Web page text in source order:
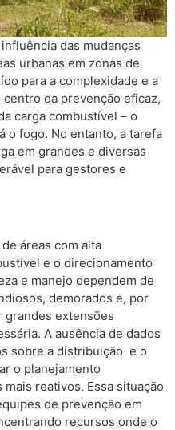
das mudanças
urbanas em zonas de
para a complexidade e a
da prevenção eficaz,
carga combustível – o
o fogo. No entanto, a tarefa
em grandes e diversas
para gestores e
áreas com alta
e o direcionamento
e manejo dependem de
demorados e, por
extensões
A ausência de dados
sobre a distribuição e o
o planejamento
mais reativos. Essa situação
de prevenção em
recursos onde o